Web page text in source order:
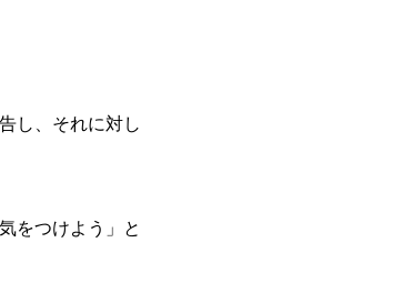
し、それに対し
をつけよう」と